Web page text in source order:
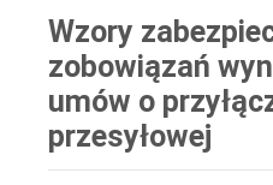
Wzory
zobowiązań
umów o
przesyłowej